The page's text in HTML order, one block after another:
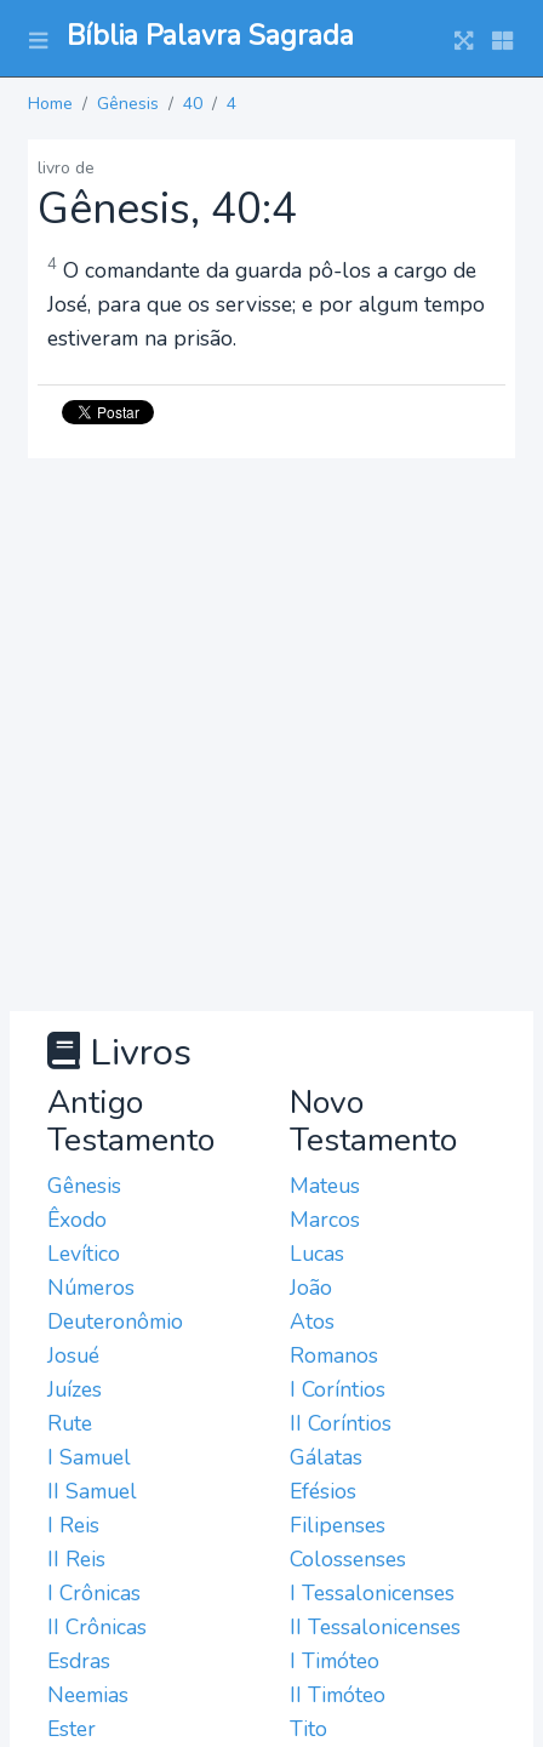
Bíblia Palavra Sagrada
Home Gênesis 40 4
livro de
Gênesis, 40:4
4 O comandante da guarda pô-los a cargo de
José, para que os servisse; e por algum tempo
estiveram na prisão.
Livros
Antigo
Testamento
Gênesis
Êxodo
Levítico
Números
Deuteronômio
Josué
Juízes
Rute
I Samuel
II Samuel
I Reis
II Reis
I Crônicas
II Crônicas
Esdras
Neemias
Ester
Novo
Testamento
Mateus
Marcos
Lucas
João
Atos
Romanos
I Coríntios
II Coríntios
Gálatas
Efésios
Filipenses
Colossenses
I Tessalonicenses
II Tessalonicenses
I Timóteo
II Timóteo
Tito